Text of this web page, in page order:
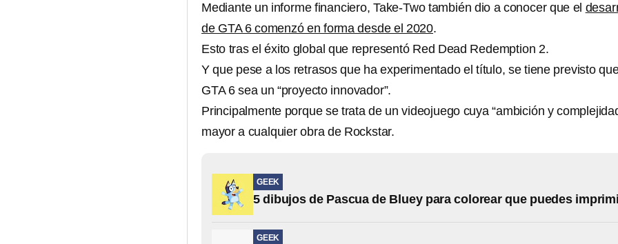
Mediante un informe financiero, Take-Two también dio a conocer que el
de GTA 6 comenzó en forma desde el 2020.
Esto tras el éxito global que representó Red Dead Redemption 2.
Y que pese a los retrasos que ha experimentado el título, se tiene previsto
GTA 6 sea un “proyecto innovador”.
Principalmente porque se trata de un videojuego cuya “ambición y
mayor a cualquier obra de Rockstar.
GEEK
5 dibujos de Pascua de Bluey para colorear que puedes
GEEK